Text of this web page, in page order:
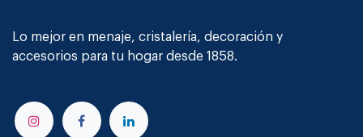
Lo mejor en menaje, cristalería, decoración y
accesorios para tu hogar desde 1858.